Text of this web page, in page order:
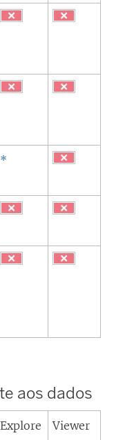
*
aos dados
Explore
Viewer